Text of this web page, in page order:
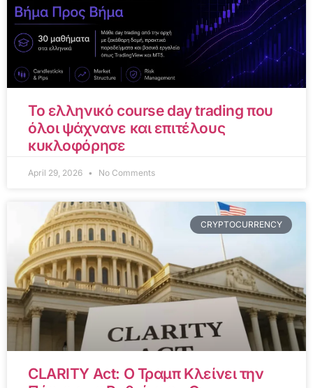
Το ελληνικό course day trading που
όλοι ψάχνανε και επιτέλους
κυκλοφόρησε
April 29, 2026 No Comments
CRYPTOCURRENCY
CLARITY Act: Ο Τραμπ Κλείνει την